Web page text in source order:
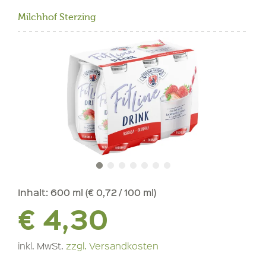
Milchhof Sterzing
Inhalt: 600 ml (€ 0,72 / 100 ml)
€ 4,30
inkl. MwSt. zzgl. Versandkosten